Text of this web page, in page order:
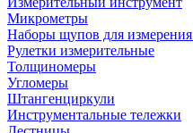
Микрометры
Наборы щупов для измерения
Рулетки измерительные
Толщиномеры
Угломеры
Штангенциркули
Инструментальные тележки